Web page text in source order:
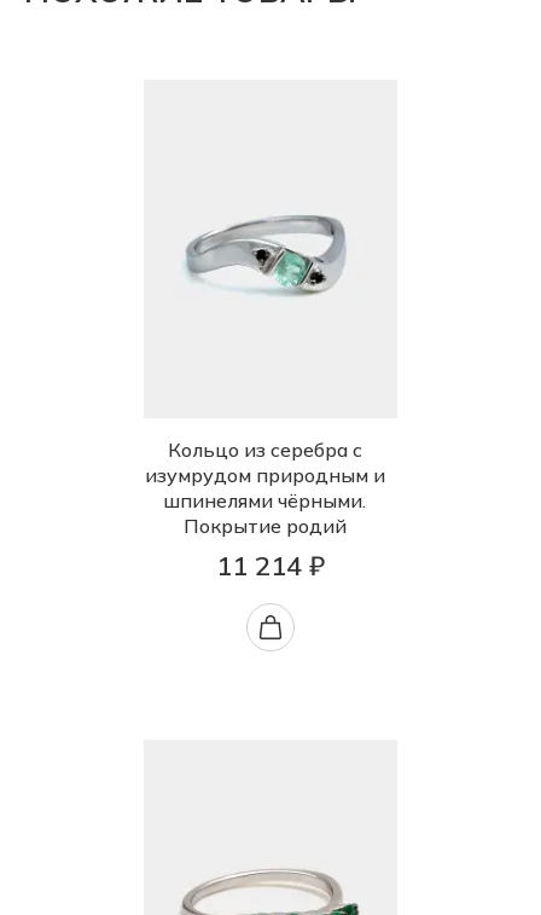
Кольцо из серебра с
изумрудом природным и
шпинелями чёрными.
Покрытие родий
11 214 ₽